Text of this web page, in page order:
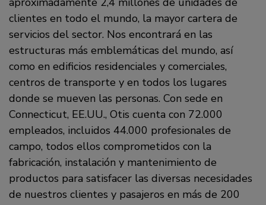
clientes en todo el mundo, la mayor cartera de
servicios del sector. Nos encontrará en las
estructuras más emblemáticas del mundo, así
como en edificios residenciales y comerciales,
centros de transporte y en todos los lugares
donde se mueven las personas. Con sede en
Connecticut, EE.UU., Otis cuenta con 72.000
empleados, incluidos 44.000 profesionales de
campo, todos ellos comprometidos con la
fabricación, instalación y mantenimiento de
productos para satisfacer las diversas necesidades
de nuestros clientes y pasajeros en más de 200